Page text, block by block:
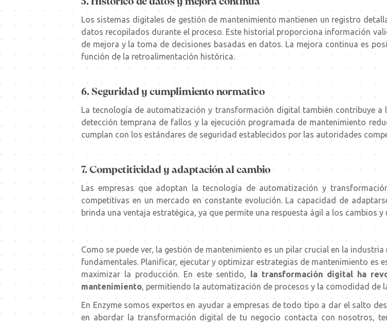
Los sistemas digitales de gestión de mantenimiento mantienen un registro
datos recopilados durante el proceso. Este historial proporciona información
de mejora y la toma de decisiones basadas en datos. La mejora continua es
función de la retroalimentación histórica.
6. Seguridad y cumplimiento normativo
La tecnología de automatización y transformación digital también contribuye a
detección temprana de fallos y la ejecución programada de mantenimiento
cumplan con los estándares de seguridad establecidos por las autoridades
7. Competitividad y adaptación al cambio
Las empresas que adoptan la tecnología de automatización y
competitivas en un mercado en constante evolución. La capacidad de
brinda una ventaja estratégica, ya que permite una respuesta ágil a los cambios
Como se puede ver, la gestión de mantenimiento es un pilar crucial en la
fundamentales. Planificar, ejecutar y optimizar estrategias de mantenimiento es
maximizar la producción. En este sentido, la transformación digital ha
mantenimiento, permitiendo la automatización de procesos y la comodidad de
En Enzymesomos expertos en ayudar a empresas de todo tipo a dar el salto
en abordar la transformación digital de tu negocio contacta con nosotros,